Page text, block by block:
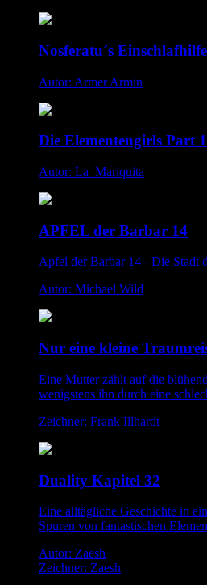
Nosferatu´s Einschlafhilfe
Autor: Armer Armin
Die Elementengirls Part
Autor: La_Mariquita
APFEL der Barbar 14
Apfel der Barbar 14 - Die Stadt
Autor: Michael Wild
Nur eine kleine
Eine Mutter zählt auf die
wenigstens ihn durch eine
Zeichner: Frank Illhardt
Duality Kapitel 32
Eine alltägliche Geschichte in
Spuren von fantastischen
Autor: Zaesh
Zeichner: Zaesh